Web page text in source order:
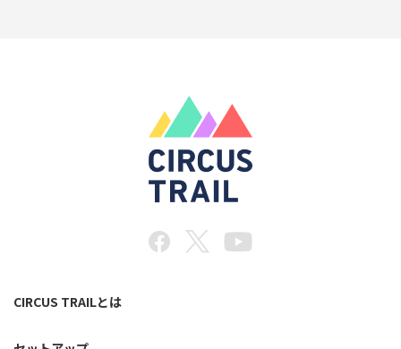
CIRCUS TRAILとは